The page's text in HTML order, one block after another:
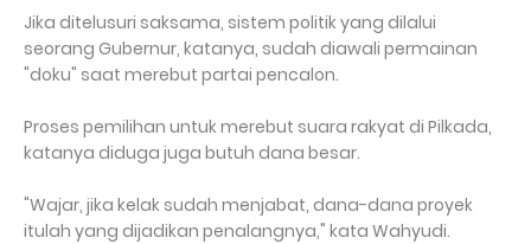
Jika ditelusuri saksama, sistem politik yang dilalui
seorang Gubernur, katanya, sudah diawali permainan
"doku" saat merebut partai pencalon.
Proses pemilihan untuk merebut suara rakyat di Pilkada,
katanya diduga juga butuh dana besar.
"Wajar, jika kelak sudah menjabat, dana-dana proyek
itulah yang dijadikan penalangnya," kata Wahyudi.